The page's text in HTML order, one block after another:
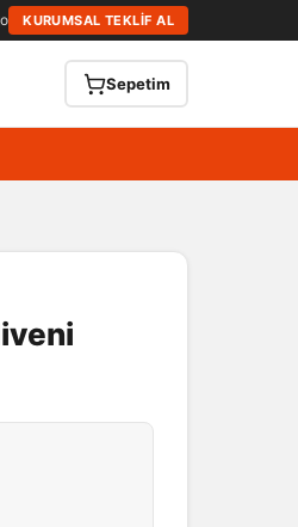
KURUMSAL TEKLİF AL
Sepetim